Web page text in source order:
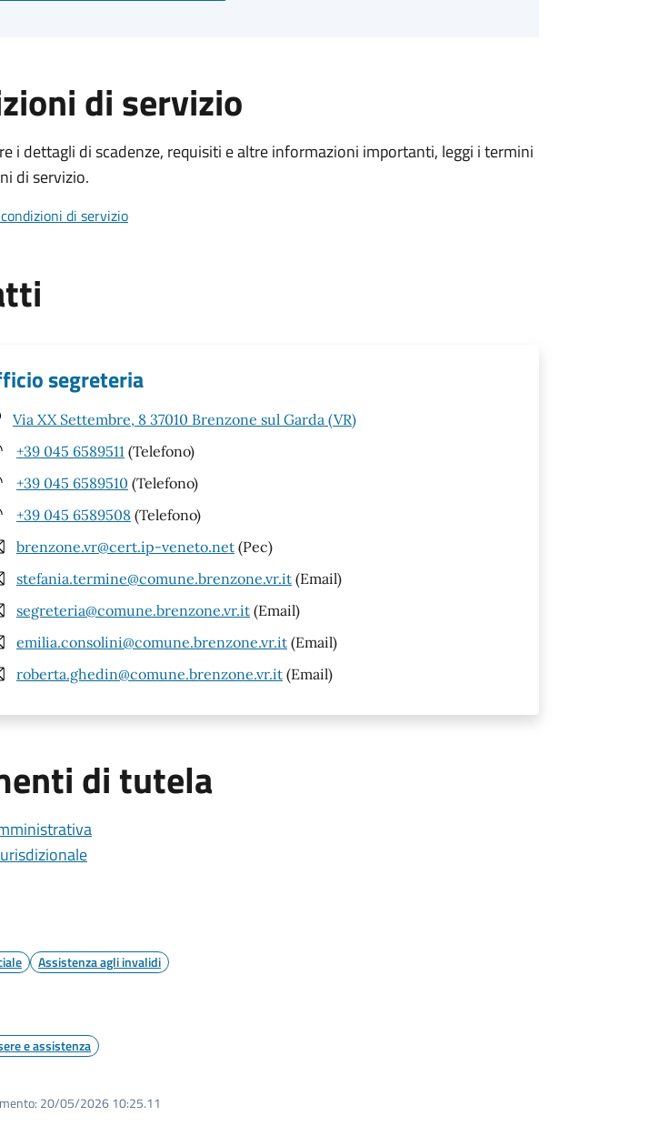
di servizio
i dettagli di scadenze, requisiti e altre informazioni importanti, leggi i termini
di servizio.
di servizio
segreteria
Via XX Settembre, 8 37010 Brenzone sul Garda (VR)
+39 045 6589511 (Telefono)
+39 045 6589510 (Telefono)
+39 045 6589508 (Telefono)
brenzone.vr@cert.ip-veneto.net (Pec)
stefania.termine@comune.brenzone.vr.it (Email)
segreteria@comune.brenzone.vr.it (Email)
emilia.consolini@comune.brenzone.vr.it (Email)
roberta.ghedin@comune.brenzone.vr.it (Email)
di tutela
Assistenza agli invalidi
e assistenza
20/05/2026 10:25.11